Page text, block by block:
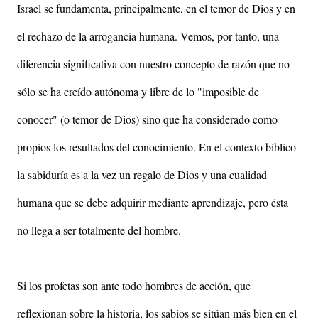
Israel se fundamenta, principalmente, en el temor de Dios y en
el rechazo de la arrogancia humana. Vemos, por tanto, una
diferencia significativa con nuestro concepto de razón que no
sólo se ha creído autónoma y libre de lo "imposible de
conocer" (o temor de Dios) sino que ha considerado como
propios los resultados del conocimiento. En el contexto bíblico
la sabiduría es a la vez un regalo de Dios y una cualidad
humana que se debe adquirir mediante aprendizaje, pero ésta
no llega a ser totalmente del hombre.
Si los profetas son ante todo hombres de acción, que
reflexionan sobre la historia, los sabios se sitúan más bien en el